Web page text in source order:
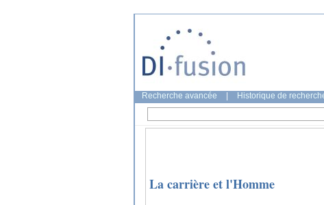
Recherche avancée Historique de
La carrière et l'Homme